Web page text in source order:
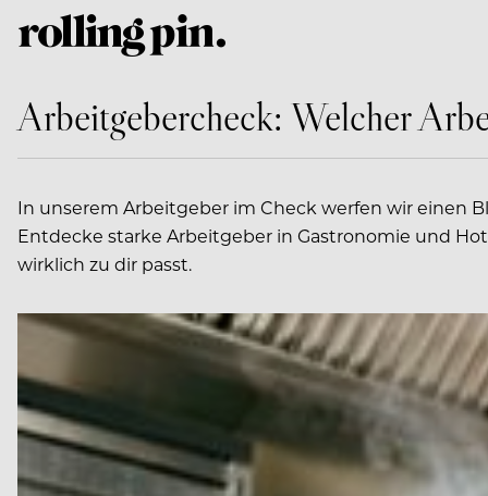
Arbeitgebercheck: Welcher
In unserem Arbeitgeber im Check werfen wir einen
Entdecke starke Arbeitgeber in Gastronomie und
wirklich zu dir passt.